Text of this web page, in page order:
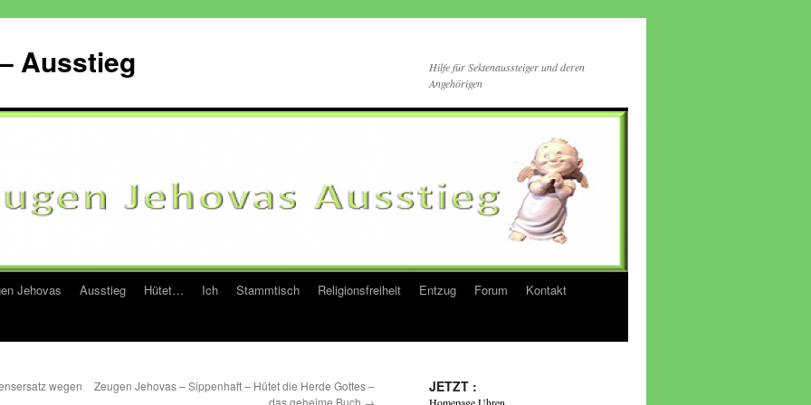
Ausstieg
Hilfe für Sektenaussteiger und deren
Angehörigen
Jehovas Ausstieg Hütet… Ich Stammtisch Religionsfreiheit Entzug Forum
Kontakt
wegen
Zeugen Jehovas – Sippenhaft – Hütet die Herde Gottes –
das geheime Buch →
JETZT :